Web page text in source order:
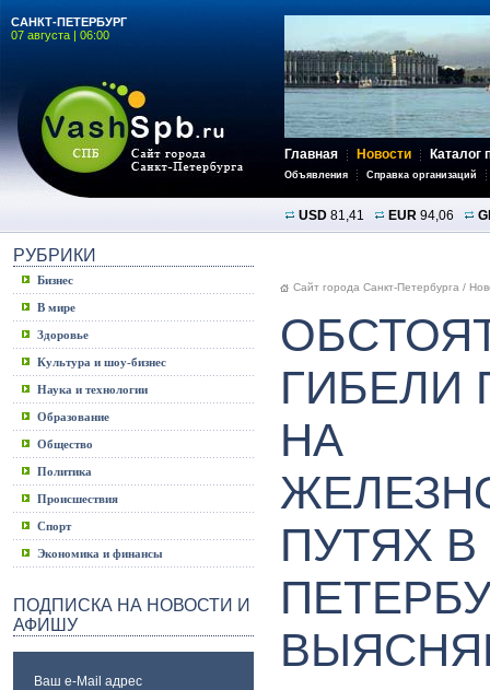
САНКТ-ПЕТЕРБУРГ
07 августа | 06:00
Главная Новости Каталог
Объявления Справка организаций
USD 81,41 EUR 94,06
РУБРИКИ
Бизнес
В мире
Здоровье
Культура и шоу-бизнес
Наука и технологии
Образование
Общество
Политика
Происшествия
Спорт
Экономика и финансы
ПОДПИСКА НА НОВОСТИ И
АФИШУ
Ваш e-Mail адрес
Сайт города Санкт-Петербурга /
ГИБЕЛИ
НА
ПУТЯХ В